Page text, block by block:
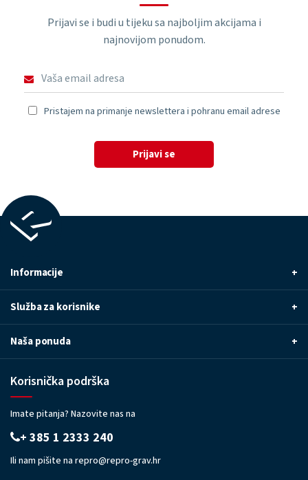
Prijavi se i budi u tijeku sa najboljim akcijama i
najnovijom ponudom.
Pristajem na primanje newslettera i pohranu email adrese
Prijavi se
Informacije +
Služba za korisnike +
Naša ponuda +
Korisnička podrška
Imate pitanja? Nazovite nas na
+ 385 1 2333 240
Ili nam pišite na repro@repro-grav.hr